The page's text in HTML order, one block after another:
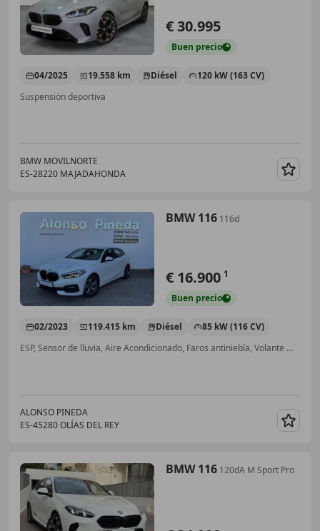
€ 30.995
Buen precio
04/2025 19.558 km Diésel
120 kW (163 CV)
Suspensión deportiva
BMW MOVILNORTE
ES-28220 MAJADAHONDA
BMW 116 116d
€ 16.900 1
Buen precio
02/2023 119.415 km Diésel
85 kW (116 CV)
ESP, Sensor de lluvia, Aire Acondicionado, Faros antiniebla, Volante multifunción
ALONSO PINEDA
ES-45280 OLÍAS DEL REY
BMW 116 120dA M Sport Pro